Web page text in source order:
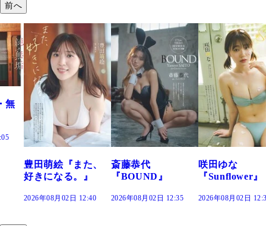
前へ
斎藤恭代
『BOUND』
2026年08月02日 12:35
咲田ゆな
『Sunflower』
2026年08月02日 12:30
藤水咲桜『花
だまり』
2026年08月02日